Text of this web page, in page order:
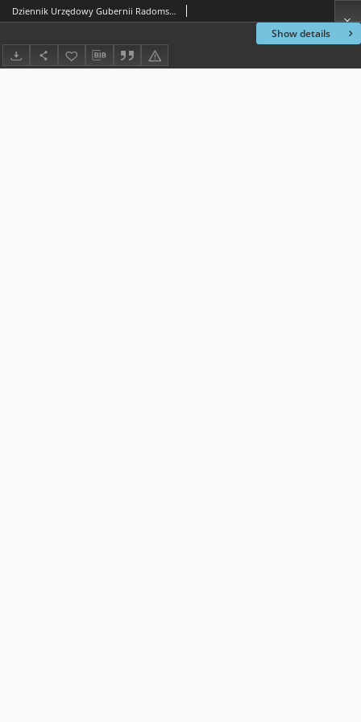
Show details
Dziennik Urzędowy Gubernii Radomskiej, 1854, nr 36, dod. III